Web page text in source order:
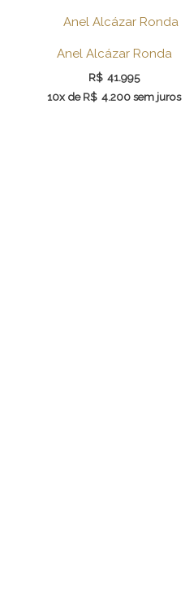
Anel Alcázar Ronda
R$ 41.995
10x deR$ 4.200sem juros